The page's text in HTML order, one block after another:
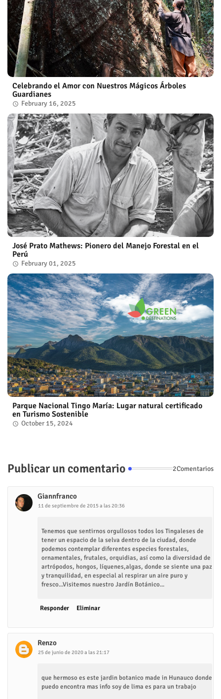
Celebrando el Amor con Nuestros Mágicos Árboles
Guardianes
February 16, 2025
José Prato Mathews: Pionero del Manejo Forestal en el
Perú
February 01, 2025
Parque Nacional Tingo María: Lugar natural certificado
en Turismo Sostenible
October 15, 2024
Publicar un comentario 2Comentarios
Giannfranco
11 de septiembre de 2015 a las 20:36
Tenemos que sentirnos orgullosos todos los Tingaleses de
tener un espacio de la selva dentro de la ciudad, donde
podemos contemplar diferentes especies forestales,
ornamentales, frutales, orquidias, así como la diversidad de
artrópodos, hongos, líquenes,algas, donde se siente una paz
y tranquilidad, en especial al respirar un aire puro y
fresco...Visitemos nuestro Jardín Botánico...
Responder Eliminar
Renzo
25 de junio de 2020 a las 21:17
que hermoso es este jardin botanico made in Hunauco donde
puedo encontra mas info soy de lima es para un trabajo